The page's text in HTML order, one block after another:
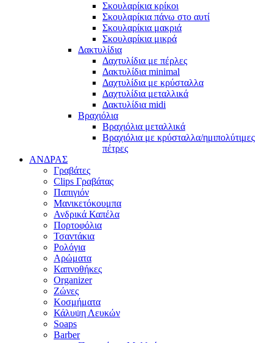
Σκουλαρίκια κρίκοι
Σκουλαρίκια πάνω στο αυτί
Σκουλαρίκια μακριά
Σκουλαρίκια μικρά
Δακτυλίδια
Δαχτυλίδια με πέρλες
Δακτυλίδια minimal
Δαχτυλίδια με κρύσταλλα
Δαχτυλίδια μεταλλικά
Δακτυλίδια midi
Βραχιόλια
Βραχιόλια μεταλλικά
Βραχιόλια με κρύσταλλα/ημιπολύτιμες
πέτρες
ΑΝΔΡΑΣ
Γραβάτες
Clips Γραβάτας
Παπιγιόν
Μανικετόκουμπα
Ανδρικά Καπέλα
Πορτοφόλια
Τσαντάκια
Ρολόγια
Αρώματα
Καπνοθήκες
Organizer
Ζώνες
Κοσμήματα
Κάλυψη Λευκών
Soaps
Barber